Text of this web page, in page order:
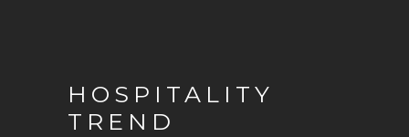
HOSPITALITY
TREND